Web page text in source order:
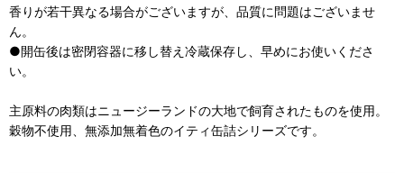
香りが若干異なる場合がございますが、品質に問題はございませ
ん。
●開缶後は密閉容器に移し替え冷蔵保存し、早めにお使いくださ
い。
主原料の肉類はニュージーランドの大地で飼育されたものを使用。
穀物不使用、無添加無着色のイティ缶詰シリーズです。